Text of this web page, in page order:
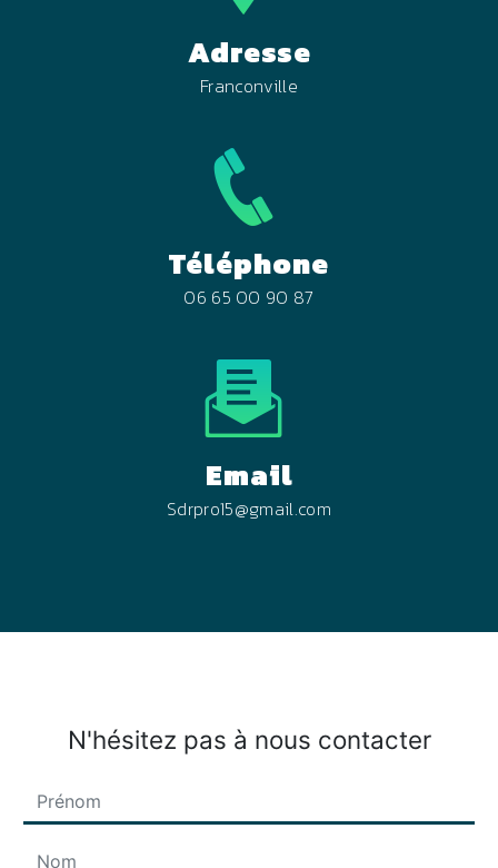
Adresse
Franconville
Téléphone
06 65 00 90 87
Email
sdrpro15@gmail.com
N'hésitez pas à nous contacter